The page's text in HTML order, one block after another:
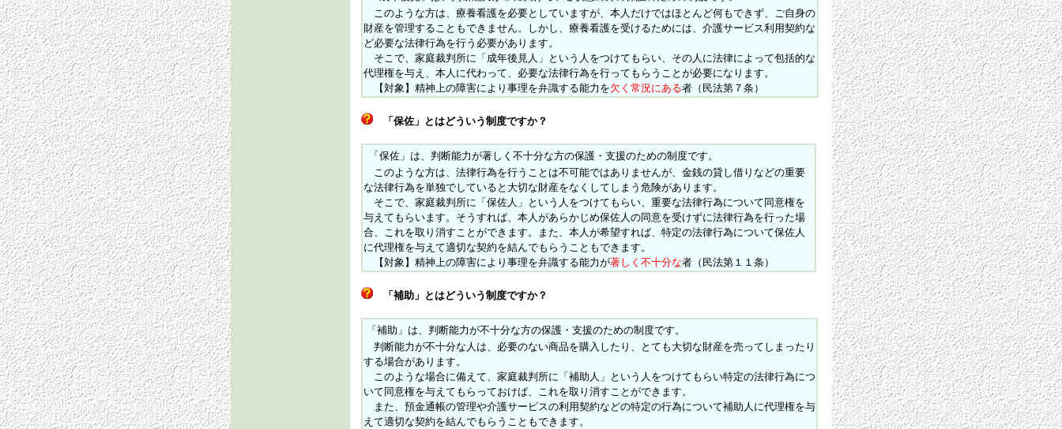
このような方は、療養看護を必要としていますが、本人だけではほとんど何もできず、ご自身の
財産を管理することもできません。しかし、療養看護を受けるためには、介護サービス利用契約な
ど必要な法律行為を行う必要があります。
そこで、家庭裁判所に「成年後見人」という人をつけてもらい、その人に法律によって包括的な
代理権を与え、本人に代わって、必要な法律行為を行ってもらうことが必要になります。
【対象】 精神上の障害により事理を弁識する能力を欠く常況にある者（民法第７条）
「保佐」とはどういう制度ですか？
「保佐」は、判断能力が著しく不十分な方の保護・支援のための制度です。
このような方は、法律行為を行うことは不可能ではありませんが、金銭の貸し借りなどの重要
な法律行為を単独でしていると大切な財産をなくしてしまう危険があります。
そこで、家庭裁判所に「保佐人」という人をつけてもらい、重要な法律行為について同意権を
与えてもらいます。そうすれば、本人があらかじめ保佐人の同意を受けずに法律行為を行った場
合、これを取り消すことができます。また、本人が希望すれば、特定の法律行為について保佐人
に代理権を与えて適切な契約を結んでもらうこともできます。
【対象】精神上の障害により事理を弁識する能力が著しく不十分な者（民法第１１条）
「補助」とはどういう制度ですか？
「補助」は、判断能力が不十分な方の保護・支援のための制度です。
判断能力が不十分な人は、必要のない商品を購入したり、とても大切な財産を売ってしまったり
する場合があります。
このような場合に備えて、家庭裁判所に「補助人」という人をつけてもらい特定の法律行為につ
いて同意権を与えてもらっておけば、これを取り消すことができます。
また、預金通帳の管理や介護サービスの利用契約などの特定の行為について補助人に代理権を与
えて適切な契約を結んでもらうこともできます。